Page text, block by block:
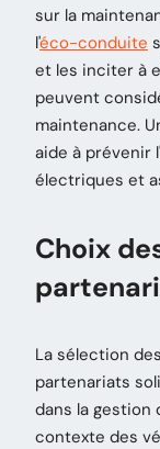
sur la
l'éco-conduite
et les inciter à
peuvent
maintenance.
aide à prévenir
électriques et
Choix
La sélection
partenariats
dans la gestion
contexte des